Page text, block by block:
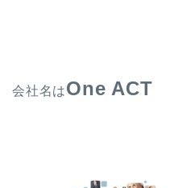
会社名はOne ACT